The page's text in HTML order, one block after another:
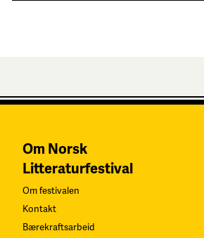
Om Norsk
Litteraturfestival
Om festivalen
Kontakt
Bærekraftsarbeid